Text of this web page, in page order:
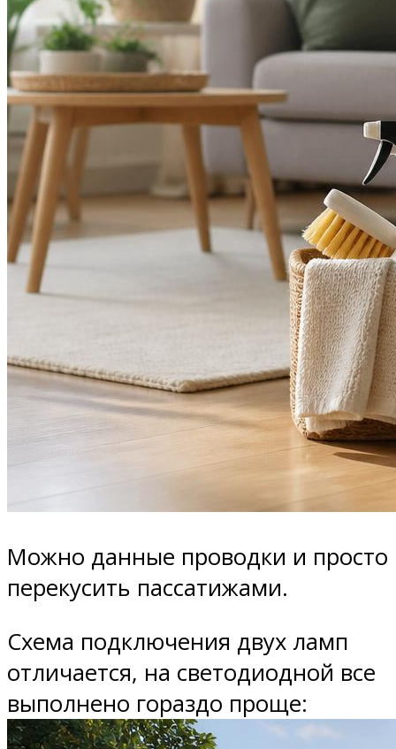
Можно данные проводки и просто
перекусить пассатижами.
Схема подключения двух ламп
отличается, на светодиодной все
выполнено гораздо проще: